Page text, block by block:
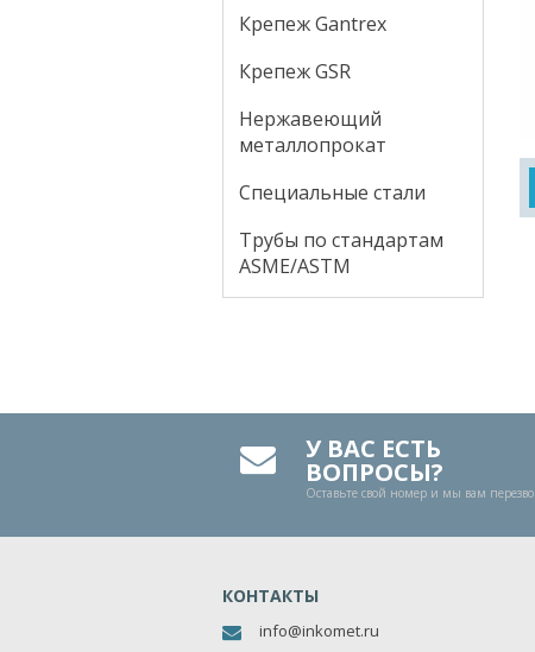
Крепеж Gantrex
Крепеж GSR
Нержавеющий
металлопрокат
Специальные стали
Трубы по стандартам
ASME/ASTM
У ВАС ЕСТЬ
ВОПРОСЫ?
Оставьте свой номер и мы вам
КОНТАКТЫ
info@inkomet.ru